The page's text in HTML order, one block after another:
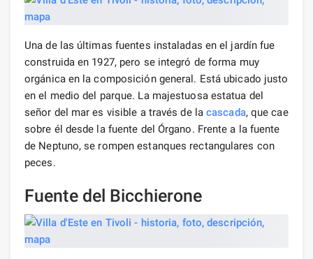
Una de las últimas fuentes instaladas en el jardín fue
construida en 1927, pero se integró de forma muy
orgánica en la composición general. Está ubicado justo
en el medio del parque. La majestuosa estatua del
señor del mar es visible a través de lacascada, que cae
sobre él desde la fuente del Órgano. Frente a la fuente
de Neptuno, se rompen estanques rectangulares con
peces.
Fuente del Bicchierone